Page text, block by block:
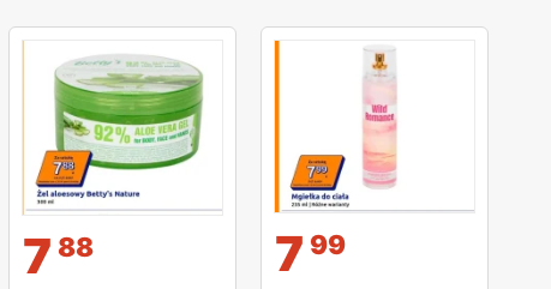
7 88 7 99